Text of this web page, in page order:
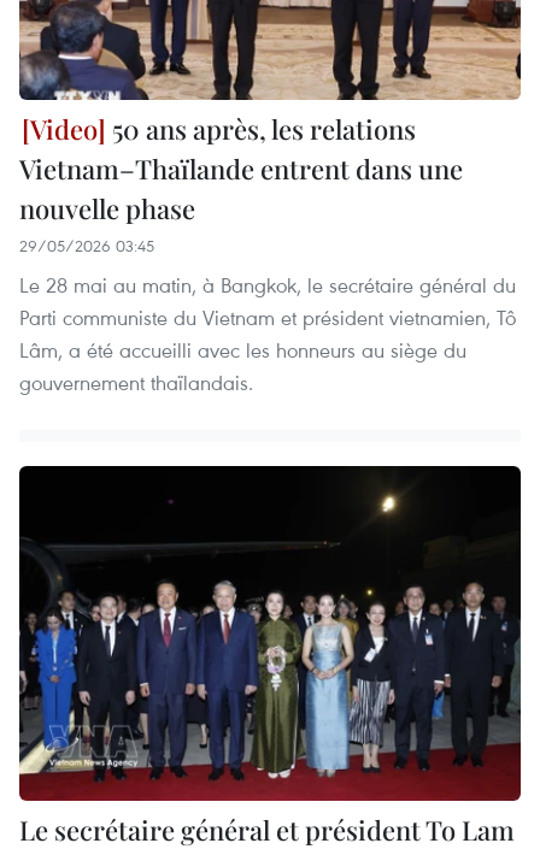
50 ans après, les relations
Vietnam–Thaïlande entrent dans une
nouvelle phase
29/05/2026 03:45
Le 28 mai au matin, à Bangkok, le secrétaire général du
Parti communiste du Vietnam et président vietnamien, Tô
Lâm, a été accueilli avec les honneurs au siège du
gouvernement thaïlandais.
Le secrétaire général et président To Lam